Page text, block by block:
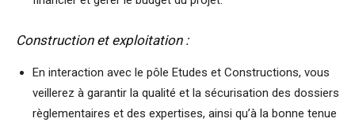
Construction et exploitation :
En interaction avec le pôle Etudes et Constructions, vous
veillerez à garantir la qualité et la sécurisation des dossiers
règlementaires et des expertises, ainsi qu’à la bonne tenue